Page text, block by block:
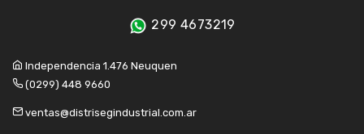
299 4673219
Independencia 1.476 Neuquen
(0299) 448 9660
ventas@distrisegindustrial.com.ar